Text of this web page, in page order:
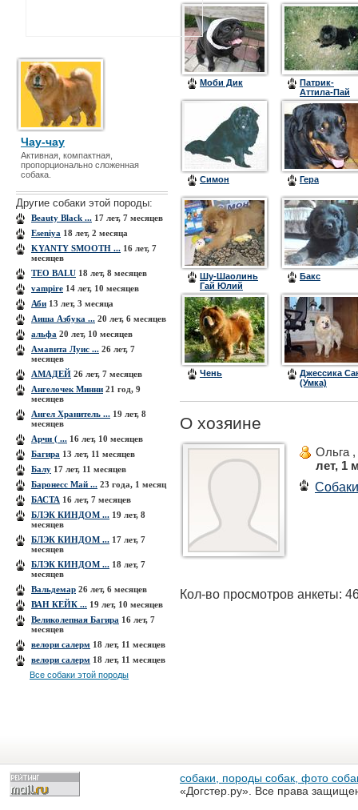
Чау-чау
Активная, компактная,
пропорционально сложенная
собака.
Другие собаки этой породы:
Beauty Black ... 17 лет, 7 месяцев
Eseniya 18 лет, 2 месяца
KYANTY SMOOTH ... 16 лет, 7
месяцев
TEO BALU 18 лет, 8 месяцев
vampire 14 лет, 10 месяцев
Аби 13 лет, 3 месяца
Аиша Азбука ... 20 лет, 6 месяцев
альфа 20 лет, 10 месяцев
Амавита Луис ... 26 лет, 7
месяцев
АМАДЕЙ 26 лет, 7 месяцев
Ангелочек Минни 21 год, 9
месяцев
Ангел Хранитель ... 19 лет, 8
месяцев
Арчи ( ... 16 лет, 10 месяцев
Багира 13 лет, 11 месяцев
Балу 17 лет, 11 месяцев
Баронесс Май ... 23 года, 1 месяц
БАСТА 16 лет, 7 месяцев
БЛЭК КИНДОМ ... 19 лет, 8
месяцев
БЛЭК КИНДОМ ... 17 лет, 7
месяцев
БЛЭК КИНДОМ ... 18 лет, 7
месяцев
Вальдемар 26 лет, 6 месяцев
ВАН КЕЙК ... 19 лет, 10 месяцев
Великолепная Багира 16 лет, 7
месяцев
велори салерм 18 лет, 11 месяцев
велори салерм 18 лет, 11 месяцев
Все собаки этой породы
Моби Дик
Патрик-
Аттила-Пай
Симон Гера
Шу-Шаолинь
Гай Юлий
Цезарь
Бакс
Чень
Джессика
(Умка)
О хозяине
Ольга ,
лет, 1
Собаки
Кол-во просмотров анкеты:
собаки, породы собак, фото
«Догстер.ру». Все права